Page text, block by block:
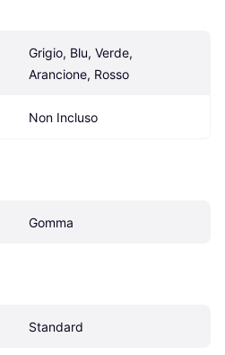
Grigio, Blu, Verde,
Arancione, Rosso
Non Incluso
Gomma
Standard